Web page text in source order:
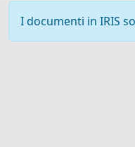
I documenti in IRIS